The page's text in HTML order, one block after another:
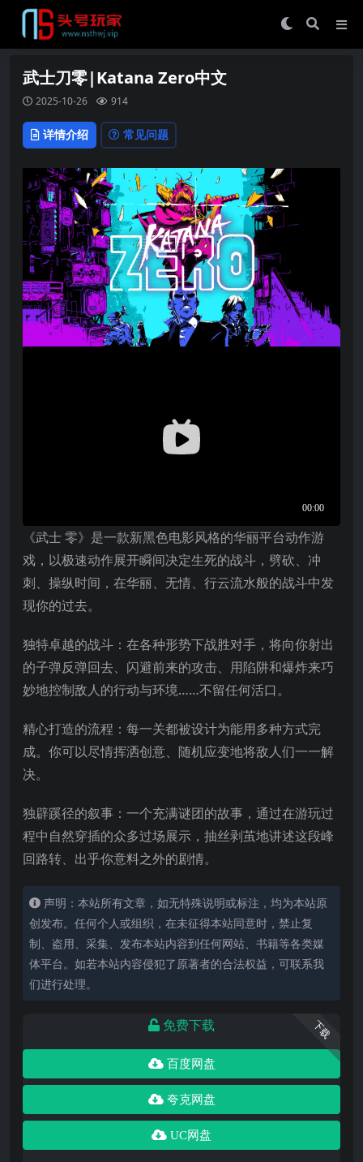
武士刀零|Katana Zero中文
2025-10-26 914
详情介绍 常见问题
《武士 零》是一款新黑色电影风格的华丽平台动作游
戏，以极速动作展开瞬间决定生死的战斗，劈砍、冲
刺、操纵时间，在华丽、无情、行云流水般的战斗中发
现你的过去。
独特卓越的战斗：在各种形势下战胜对手，将向你射出
的子弹反弹回去、闪避前来的攻击、用陷阱和爆炸来巧
妙地控制敌人的行动与环境……不留任何活口。
精心打造的流程：每一关都被设计为能用多种方式完
成。你可以尽情挥洒创意、随机应变地将敌人们一一解
决。
独辟蹊径的叙事：一个充满谜团的故事，通过在游玩过
程中自然穿插的众多过场展示，抽丝剥茧地讲述这段峰
回路转、出乎你意料之外的剧情。
声明：本站所有文章，如无特殊说明或标注，均为本站原
创发布。任何个人或组织，在未征得本站同意时，禁止复
制、盗用、采集、发布本站内容到任何网站、书籍等各类媒
体平台。如若本站内容侵犯了原著者的合法权益，可联系我
们进行处理。
下载
免费下载
百度网盘
夸克网盘
UC网盘